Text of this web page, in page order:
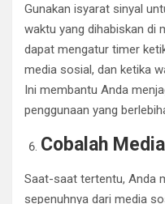
Gunakan isyarat sinyal
waktu yang dihabiskan di
dapat mengatur timer
media sosial, dan ketika
Ini membantu Anda
penggunaan yang
Cobalah
Saat-saat tertentu, Anda
sepenuhnya dari media